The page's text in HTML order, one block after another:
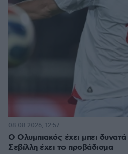
Ο Ολυμπιακός έχει μπει δυνατά
Σεβίλλη έχει το προβάδισμα
08.08.2026, 12:57